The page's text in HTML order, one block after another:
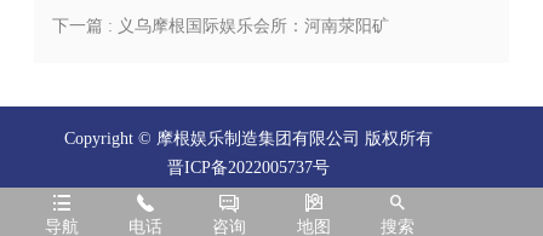

导航

电话

咨询

地图

搜索
能转型：面向未来的制造与自动化
下一篇 : 义乌摩根国际娱乐会所：河南荥阳矿
Copyright © 摩根娱乐制造集团有限公司 版权所有
晋ICP备2022005737号